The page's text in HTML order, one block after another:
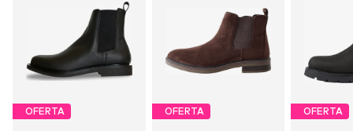
OFERTA OFERTA OFERTA